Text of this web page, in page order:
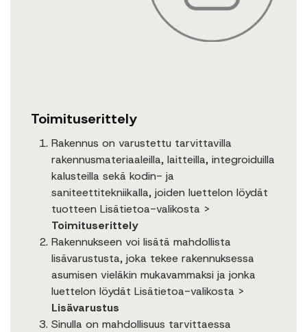
Toimituserittely
Rakennus on varustettu tarvittavilla
rakennusmateriaaleilla, laitteilla, integroiduilla
kalusteilla sekä kodin- ja
saniteettitekniikalla, joiden luettelon löydät
tuotteen Lisätietoa-valikosta >
Toimituserittely
Rakennukseen voi lisätä mahdollista
lisävarustusta, joka tekee rakennuksessa
asumisen vieläkin mukavammaksi ja jonka
luettelon löydät Lisätietoa-valikosta >
Lisävarustus
Sinulla on mahdollisuus tarvittaessa